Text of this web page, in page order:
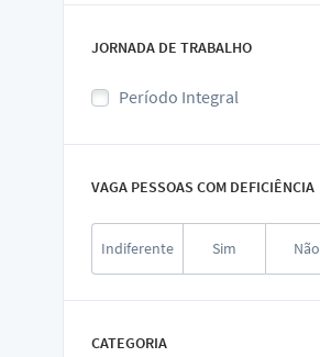
JORNADA DE TRABALHO
Período Integral
VAGA PESSOAS COM DEFICIÊNCIA
Indiferente Sim Não
CATEGORIA